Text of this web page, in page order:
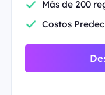
Más de 200
Costos